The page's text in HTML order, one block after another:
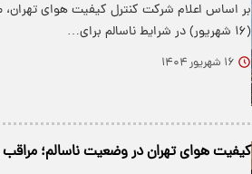
بر اساس اعلام شرکت کنترل کیفیت هوای
(۱۶ شهریور) در شرایط ناسالم برای…
۱۶ شهریور ۱۴۰۴
کیفیت هوای تهران در وضعیت ناسالم؛ مراقب